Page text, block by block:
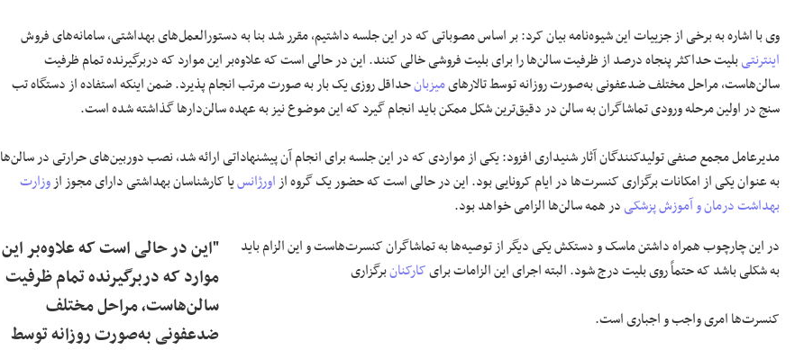
وی با اشاره به برخی از جزییات این شیوه‌نامه بیان کرد: بر اساس مصوباتی که در این جلسه داشتیم، مقرر شدبنابه دستورالعمل‌های بهداشتی، سامانه‌های فروش
اینترنتیبلیت حداکثر پنجاه درصد از ظرفیت سالن‌ها را برای بلیت فروشی خالی کنند. این در حالی است که علاوه‌بر این موارد که دربرگیرنده تمام ظرفیت
سالن‌هاست، مراحل مختلف ضدعفونی به‌صورت روزانه توسط تالارهایمیزبانحداقل روزی یک بار به صورت مرتب انجام پذیرد. ضمن اینکه استفاده از دستگاه تب
سنج در اولین مرحله ورودی تماشاگران بهسالندر دقیق‌ترین شکل ممکن باید انجام گیرد که این موضوع نیز به عهده سالن‌دارهاگذاشته شدهاست.
مدیرعامل مجمع صنفی تولیدکنندگان آثار شنیداری افزود: یکی از مواردی که در این جلسه برای انجام آن پیشنهاداتی ارائه شد، نصب دوربین‌های حرارتی در سالن‌ها
به عنوان یکی از امکانات برگزاری کنسرت‌ها در ایامکروناییبود. این در حالی است که حضور یک گروه ازاورژانسیا کارشناسان بهداشتی دارای مجوز ازوزارت
بهداشت درمان و آموزش پزشکیدر همه سالن‌ها الزامی خواهد بود.
"این در حالی است که علاوه‌بر این
موارد که دربرگیرنده تمام ظرفیت
سالن‌هاست، مراحل مختلف
ضدعفونی به‌صورت روزانه توسط
در این چارچوب همراهداشتنماسک و دستکش یکی دیگر از توصیه‌ها به تماشاگران کنسرت‌هاست و این الزام باید
به شکلی باشد که حتماً روی بلیتدرجشود. البته اجرای این الزامات برایکارکنانبرگزاری
کنسرت‌هاامری واجب و اجباری است.